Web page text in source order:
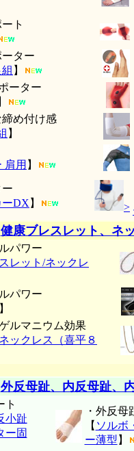
ト
ーター
】
ーター
締め付け感
】
肩用 】
ーDX 】 >
健康ブレスレット、ネ
パワー
レット/ネックレ
パワー
】
ルマニウム効果
ックレス（喜平８
外反母趾、内反母趾、
ト
小趾
ー固
・外反
【 ソルボ
ー薄型 】